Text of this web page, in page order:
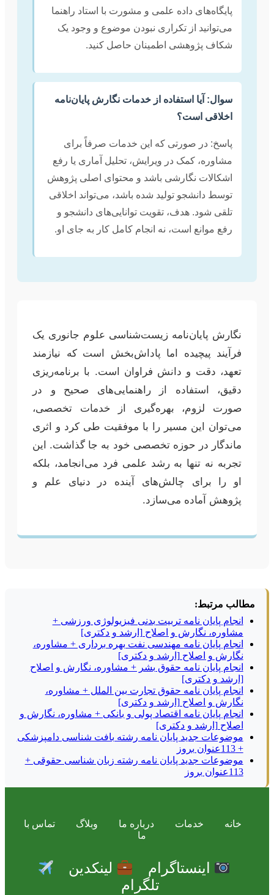
پایگاه‌های داده علمی و مشورت با استاد راهنما
می‌توانید از تکراری نبودن موضوع و وجود یک
شکاف پژوهشی اطمینان حاصل کنید.
سوال: آیا استفاده از خدمات نگارش پایان‌نامه
اخلاقی است؟
پاسخ: در صورتی که این خدمات صرفاً برای
مشاوره، کمک در ویرایش، تحلیل آماری یا رفع
اشکالات نگارشی باشد و محتوای اصلی پژوهش
توسط دانشجو تولید شده باشد، می‌تواند اخلاقی
تلقی شود. هدف، تقویت توانایی‌های دانشجو و
رفع موانع است، نه انجام کامل کار به جای او.
نگارش پایان‌نامه زیست‌شناسی علوم جانوری یک
فرآیند پیچیده اما پاداش‌بخش است که نیازمند
تعهد، دقت و دانش فراوان است. با برنامه‌ریزی
دقیق، استفاده از راهنمایی‌های صحیح و در
صورت لزوم، بهره‌گیری از خدمات تخصصی،
می‌توان این مسیر را با موفقیت طی کرد و اثری
ماندگار در حوزه تخصصی خود به جا گذاشت. این
تجربه نه تنها به رشد علمی فرد می‌انجامد، بلکه
او را برای چالش‌های آینده در دنیای علم و
پژوهش آماده می‌سازد.
مطالب مرتبط:
انجام پایان نامه تربیت بدنی فیزیولوژی ورزشی +
مشاوره، نگارش و اصلاح [ارشد و دکتری]
انجام پایان نامه مهندسی نفت بهره برداری + مشاوره،
نگارش و اصلاح [ارشد و دکتری]
انجام پایان نامه حقوق بشر + مشاوره، نگارش و اصلاح
[ارشد و دکتری]
انجام پایان نامه حقوق تجارت بین الملل + مشاوره،
نگارش و اصلاح [ارشد و دکتری]
انجام پایان نامه اقتصاد پولی و بانکی + مشاوره، نگارش و
اصلاح [ارشد و دکتری]
موضوعات جدید پایان نامه رشته بافت شناسی دامپزشکی
+ 113عنوان بروز
موضوعات جدید پایان نامه رشته زبان شناسی حقوقی +
113عنوان بروز
خانه خدمات درباره ما وبلاگ
تماس با
ما
اینستاگرام
لینکدین
تلگرام